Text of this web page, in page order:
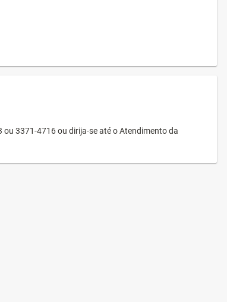
3371-4716 ou dirija-se até o Atendimento da